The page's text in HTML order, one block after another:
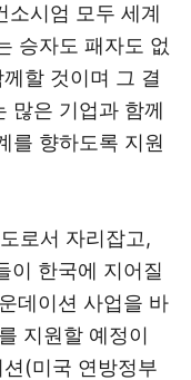
소시엄 모두 세계
승자도 패자도 없
할 것이며 그 결
많은 기업과 함께
를 향하도록 지원
로서 자리잡고,
이 한국에 지어질
데이션 사업을 바
지원할 예정이
(미국 연방정부